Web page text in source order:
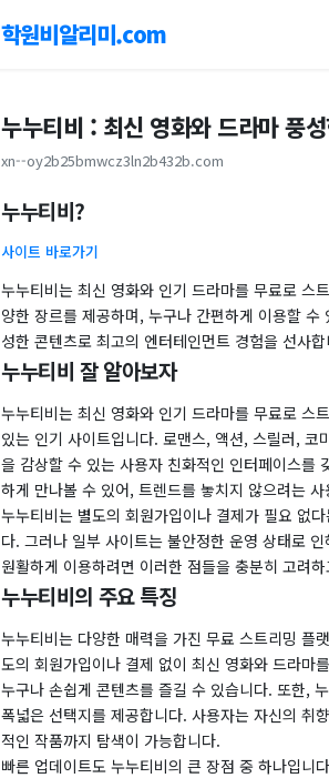
학원비알리미.com
누누티비 : 최신 영화와 드라마 풍
xn--oy2b25bmwcz3ln2b432b.com
누누티비?
사이트 바로가기
누누티비는 최신 영화와 인기 드라마를 무료로 스
양한 장르를 제공하며, 누구나 간편하게 이용할
성한 콘텐츠로 최고의 엔터테인먼트 경험을 선사
누누티비 잘 알아보자
누누티비는 최신 영화와 인기 드라마를 무료로 스
있는 인기 사이트입니다. 로맨스, 액션, 스릴러,
을 감상할 수 있는 사용자 친화적인 인터페이스를
하게 만나볼 수 있어, 트렌드를 놓치지 않으려는
누누티비는 별도의 회원가입이나 결제가 필요 없
다. 그러나 일부 사이트는 불안정한 운영 상태로
원활하게 이용하려면 이러한 점들을 충분히 고려
누누티비의 주요 특징
누누티비는 다양한 매력을 가진 무료 스트리밍 플
도의 회원가입이나 결제 없이 최신 영화와 드라마
누구나 손쉽게 콘텐츠를 즐길 수 있습니다. 또한,
폭넓은 선택지를 제공합니다. 사용자는 자신의 취
적인 작품까지 탐색이 가능합니다.
빠른 업데이트도 누누티비의 큰 장점 중 하나입니